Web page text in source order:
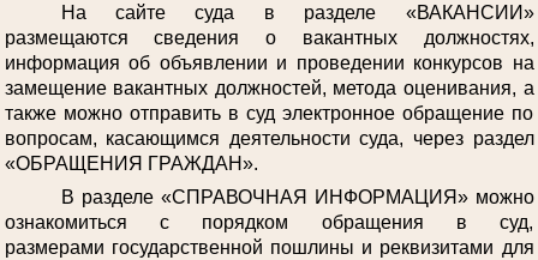
На сайте суда в разделе «ВАКАНСИИ»
размещаются сведения о вакантных должностях,
информация об объявлении и проведении конкурсов на
замещение вакантных должностей, метода оценивания, а
также можно отправить в суд электронное обращение по
вопросам, касающимся деятельности суда, через раздел
«ОБРАЩЕНИЯ ГРАЖДАН».
В разделе «СПРАВОЧНАЯ ИНФОРМАЦИЯ» можно
ознакомиться с порядком обращения в суд,
размерами государственной пошлины и реквизитами для